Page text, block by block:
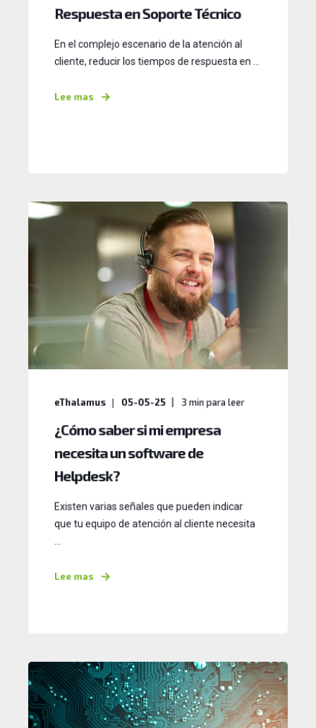
Respuesta en Soporte Técnico
En el complejo escenario de la atención al
cliente, reducir los tiempos de respuesta en ...
Lee mas
eThalamus 05-05-25 3 min para leer
¿Cómo saber si mi empresa
necesita un software de
Helpdesk?
Existen varias señales que pueden indicar
que tu equipo de atención al cliente necesita
...
Lee mas